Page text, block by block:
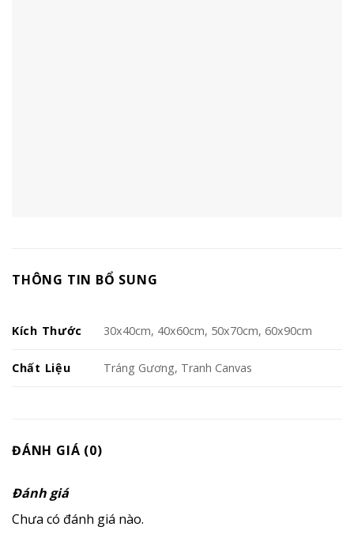
THÔNG TIN BỔ SUNG
Kích Thước 30x40cm, 40x60cm, 50x70cm, 60x90cm
Chất Liệu Tráng Gương, Tranh Canvas
ĐÁNH GIÁ (0)
Đánh giá
Chưa có đánh giá nào.